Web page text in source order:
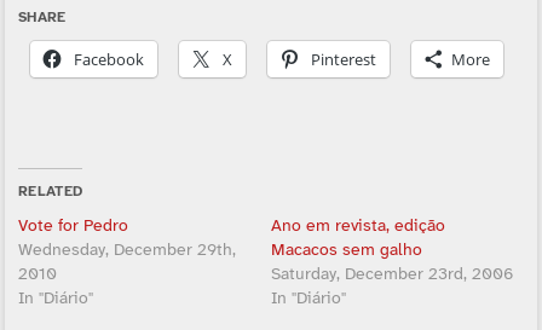
SHARE
Facebook X Pinterest More
RELATED
Vote for Pedro
Wednesday, December 29th,
2010
In "Diário"
Ano em revista, edição
Macacos sem galho
Saturday, December 23rd, 2006
In "Diário"